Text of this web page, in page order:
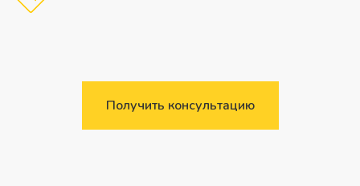
Получить консультацию